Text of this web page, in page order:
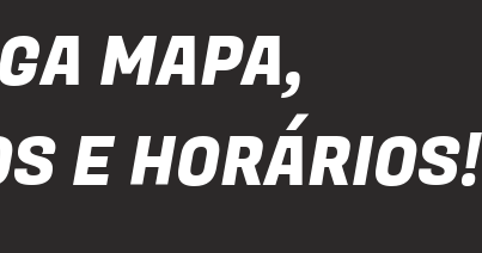
MAPA,
E HORÁRIOS!